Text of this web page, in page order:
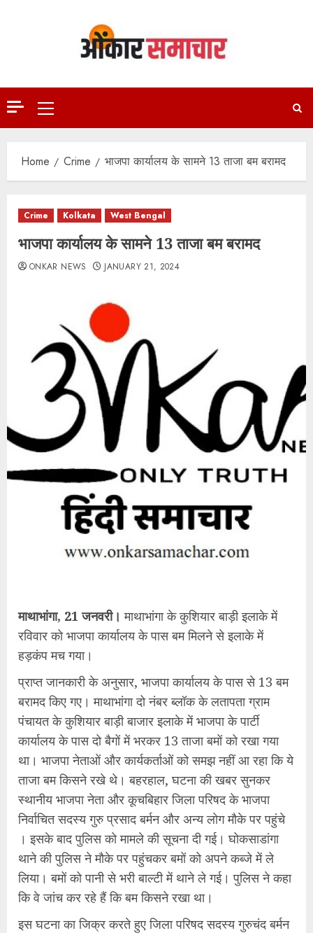
Primary
Menu
Home Crime भाजपा कार्यालय के सामने 13 ताजा बम बरामद
Crime Kolkata West Bengal
भाजपा कार्यालय के सामने 13 ताजा बम बरामद
ONKAR NEWS JANUARY 21, 2024
माथाभांगा, 21 जनवरी। माथाभांगा के कुशियार बाड़ी इलाके में
रविवार को भाजपा कार्यालय के पास बम मिलने से इलाके में
हड़कंप मच गया।
प्राप्त जानकारी के अनुसार, भाजपा कार्यालय के पास से 13 बम
बरामद किए गए। माथाभांगा दो नंबर ब्लॉक के लतापता ग्राम
पंचायत के कुशियार बाड़ी बाजार इलाके में भाजपा के पार्टी
कार्यालय के पास दो बैगों में भरकर 13 ताजा बमों को रखा गया
था। भाजपा नेताओं और कार्यकर्ताओं को समझ नहीं आ रहा कि ये
ताजा बम किसने रखे थे। बहरहाल, घटना की खबर सुनकर
स्थानीय भाजपा नेता और कूचबिहार जिला परिषद के भाजपा
निर्वाचित सदस्य गुरु प्रसाद बर्मन और अन्य लोग मौके पर पहुंचे
। इसके बाद पुलिस को मामले की सूचना दी गई। घोकसाडांगा
थाने की पुलिस ने मौके पर पहुंचकर बमों को अपने कब्जे में ले
लिया। बमों को पानी से भरी बाल्टी में थाने ले गई। पुलिस ने कहा
कि वे जांच कर रहे हैं कि बम किसने रखा था।
इस घटना का जिक्र करते हुए जिला परिषद सदस्य गुरुचंद बर्मन